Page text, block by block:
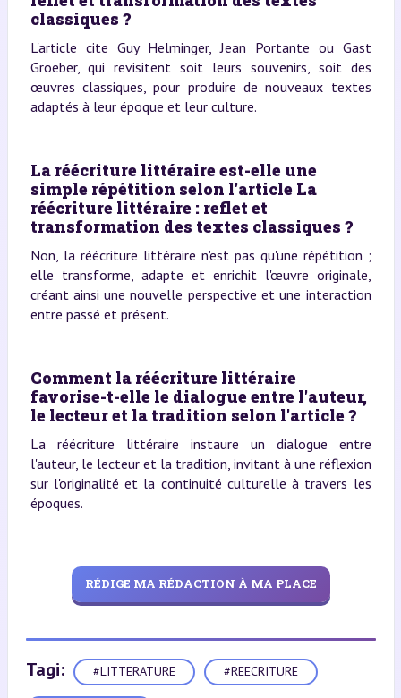
classiques ?
L'article cite Guy Helminger, Jean Portante ou Gast
Groeber, qui revisitent soit leurs souvenirs, soit des
œuvres classiques, pour produire de nouveaux textes
adaptés à leur époque et leur culture.
La réécriture littéraire est-elle une
simple répétition selon l'article La
réécriture littéraire : reflet et
transformation des textes classiques ?
Non, la réécriture littéraire n'est pas qu'une répétition ;
elle transforme, adapte et enrichit l'œuvre originale,
créant ainsi une nouvelle perspective et une interaction
entre passé et présent.
Comment la réécriture littéraire
favorise-t-elle le dialogue entre l'auteur,
le lecteur et la tradition selon l'article ?
La réécriture littéraire instaure un dialogue entre
l'auteur, le lecteur et la tradition, invitant à une réflexion
sur l'originalité et la continuité culturelle à travers les
époques.
RÉDIGE MA RÉDACTION À MA PLACE
Tagi: #LITTERATURE #REECRITURE